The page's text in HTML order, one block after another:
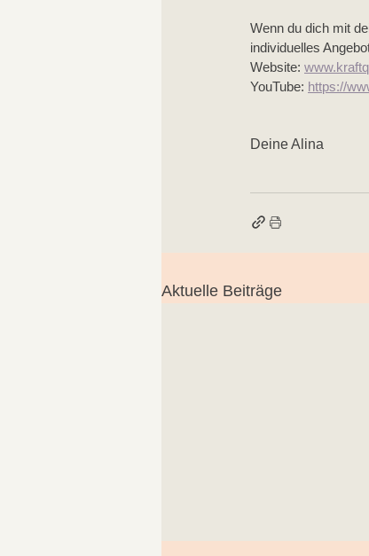
Wenn du dich mit
individuelles
Website:
YouTube: https://
Deine Alina
Aktuelle Beiträge